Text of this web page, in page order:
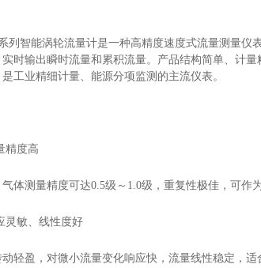
列智能涡轮流量计是一种高精度速度式流量测量
时输出瞬时流量和累积流量。产品结构简单、计
工业精细计量、能源分项监测的主流仪表。
精度高
体测量精度可达0.5级～1.0级，重复性极佳，可作
敏、线性度好
轻盈，对微小流量变化响应快，流量线性稳定，适